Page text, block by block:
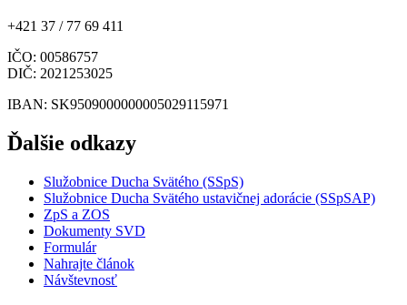
+421 37 / 77 69 411
IČO: 00586757
DIČ: 2021253025
IBAN: SK9509000000005029115971
Ďalšie odkazy
Služobnice Ducha Svätého (SSpS)
Služobnice Ducha Svätého ustavičnej adorácie (SSpSAP)
ZpS a ZOS
Dokumenty SVD
Formulár
Nahrajte článok
Návštevnosť